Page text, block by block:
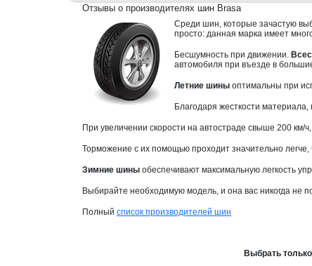
Отзывы о производителях шин Brasa
Среди шин, которые зачастую
просто: данная марка имеет
Бесшумность при движении.
автомобиля при въезде в
Летние шины оптимальны при
Благодаря жесткости
При увеличении скорости на автостраде свыше 200 км/
Торможение с их помощью проходит значительно
Зимние шины обеспечивают максимальную легкость
Выбирайте необходимую модель, и она вас никогда не
Полный список производителей шин
Выбрать только